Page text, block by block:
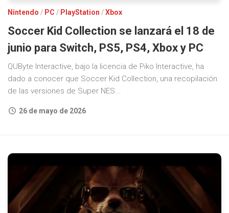
Nintendo / PC / PlayStation /Xbox
Soccer Kid Collection se lanzará el 18 de
junio para Switch, PS5, PS4, Xbox y PC
QUByte Interactive, bajo la licencia de Piko Interactive, ha
dado a conocer que Soccer Kid Collection, una recopilación
de las versiones de Super NES...
26 de mayo de 2026